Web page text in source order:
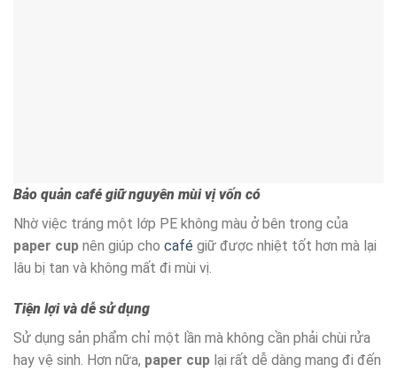
Bảo quản café giữ nguyên mùi vị vốn có
Nhờ việc tráng một lớp PE không màu ở bên trong của
paper cup nên giúp cho café giữ được nhiệt tốt hơn mà lại
lâu bị tan và không mất đi mùi vị.
Tiện lợi và dễ sử dụng
Sử dụng sản phẩm chỉ một lần mà không cần phải chùi rửa
hay vệ sinh. Hơn nữa, paper cup lại rất dễ dàng mang đi đến